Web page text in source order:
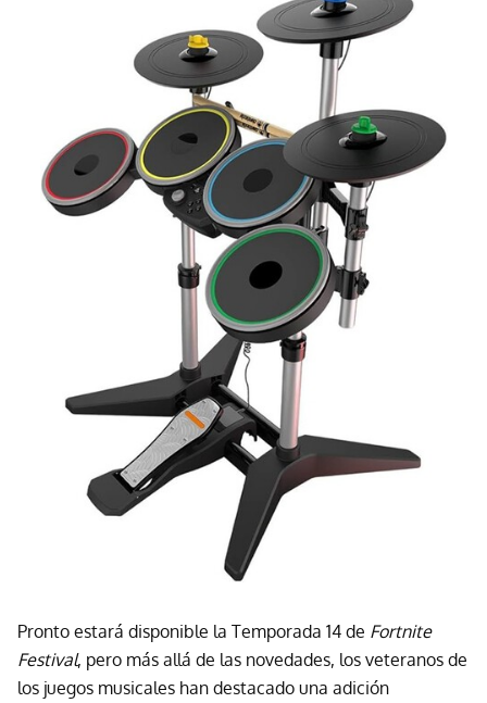
Pronto estará disponible la Temporada 14 de Fortnite
Festival, pero más allá de las novedades, los veteranos de
los juegos musicales han destacado una adición